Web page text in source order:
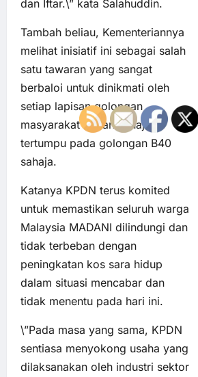
dan Iftar.\” kata Salahuddin.
Tambah beliau, Kementeriannya
melihat inisiatif ini sebagai salah
satu tawaran yang sangat
berbaloi untuk dinikmati oleh
setiap lapisan golongan
masyarakat bukan sahaja
tertumpu pada golongan B40
sahaja.
Katanya KPDN terus komited
untuk memastikan seluruh warga
Malaysia MADANI dilindungi dan
tidak terbeban dengan
peningkatan kos sara hidup
dalam situasi mencabar dan
tidak menentu pada hari ini.
\”Pada masa yang sama, KPDN
sentiasa menyokong usaha yang
dilaksanakan oleh industri sektor